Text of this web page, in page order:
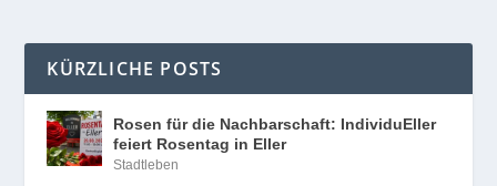
KÜRZLICHE POSTS
Rosen für die Nachbarschaft: IndividuEller
feiert Rosentag in Eller
Stadtleben